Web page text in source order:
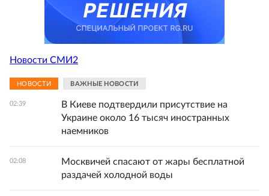
Новости СМИ2
НОВОСТИ ВАЖНЫЕ НОВОСТИ
02:39
В Киеве подтвердили присутствие на
Украине около 16 тысяч иностранных
наемников
02:08
Москвичей спасают от жары бесплатной
раздачей холодной воды